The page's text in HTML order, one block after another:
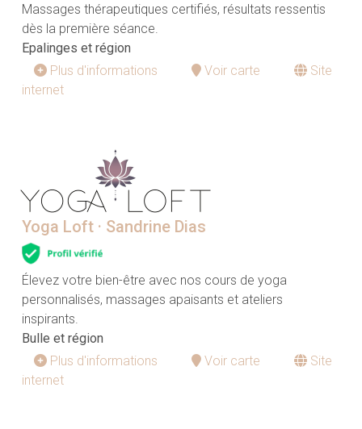
Massages thérapeutiques certifiés, résultats ressentis
dès la première séance.
Epalinges et région
Plus d'informations
Voir carte
Site
internet
Yoga Loft · Sandrine Dias
Élevez votre bien-être avec nos cours de yoga
personnalisés, massages apaisants et ateliers
inspirants.
Bulle et région
Plus d'informations
Voir carte
Site
internet